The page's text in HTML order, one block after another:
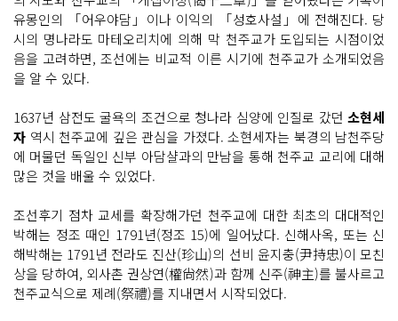
유몽인의 「어우야담」이나 이익의 「성호사설」에 전해진다. 당
시의 명나라도 마테오리치에 의해 막 천주교가 도입되는 시점이었
음을 고려하면, 조선에는 비교적 이른 시기에 천주교가 소개되었음
을 알 수 있다.
1637년 삼전도 굴욕의 조건으로 청나라 심양에 인질로 갔던 소현세
자 역시 천주교에 깊은 관심을 가졌다. 소현세자는 북경의 남천주당
에 머물던 독일인 신부 아담샬과의 만남을 통해 천주교 교리에 대해
많은 것을 배울 수 있었다.
조선후기 점차 교세를 확장해가던 천주교에 대한 최초의 대대적인
박해는 정조 때인 1791년(정조 15)에 일어났다. 신해사옥, 또는 신
해박해는 1791년 전라도 진산(珍山)의 선비 윤지충(尹持忠)이 모친
상을 당하여, 외사촌 권상연(權尙然)과 함께 신주(神主)를 불사르고
천주교식으로 제례(祭禮)를 지내면서 시작되었다.